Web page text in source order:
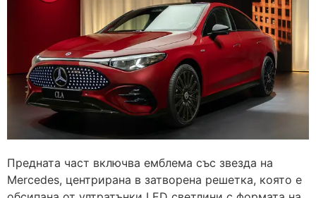
Предната част включва емблема със звезда на
Mercedes, центрирана в затворена решетка, която е